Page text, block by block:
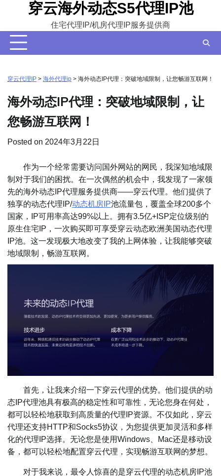
content
穿云海外动态S5代理IP池
住宅代理IP/机房代理IP服务提供商
穿云代理IP > 海外代理ip > 海外动态IP代理：突破地域限制，让您畅游互联网！
海外动态IP代理：突破地域限制，让
您畅游互联网！
Posted on 2024年3月22日
作为一个经常需要访问国外网站的网民，我深知地域限
制对于我们的困扰。在一次偶然的机会中，我发现了一家领
先的海外动态IP代理服务提供商——穿云代理。他们提供了
独享的动态代理IP/动态机房IP池流量包，覆盖全球200多个
国家，IP可用率高达99%以上。拥有3.5亿+ISP定位级别的
原生住宅IP，一次购买即可享受穿云动态欧洲美国动态代理
IP池。这一发现极大地改变了我的上网体验，让我能够突破
地域限制，畅游互联网。
首先，让我来介绍一下穿云代理的优势。他们提供的动
态IP代理池具有极高的稳定性和可靠性，无论您身在何处，
都可以轻松地获取到高质量的代理IP资源。不仅如此，穿云
代理还支持HTTP和Socks5协议，为您提供更加灵活和多样
化的代理IP选择。无论您是使用Windows、Mac还是移动设
备，都可以轻松地配置穿云代理，实现畅游互联网的梦想。
对于我来说，最令人惊喜的是穿云代理的动态机房IP池